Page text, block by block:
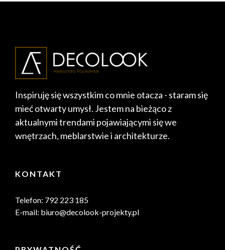
Inspiruję się wszystkim co mnie otacza - staram się
mieć otwarty umysł. Jestem na bieżąco z
aktualnymi trendami pojawiającymi się we
wnętrzach, meblarstwie i architekturze.
KONTAKT
Telefon: 792 223 185
E-mail: biuro@decolook-projekty.pl